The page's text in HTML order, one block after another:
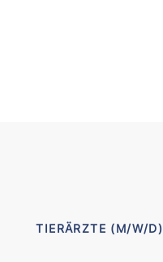
TIERÄRZTE (M/W/D)